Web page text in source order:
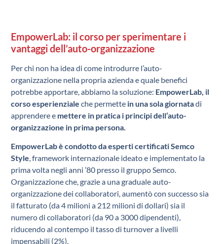
EmpowerLab: il corso per sperimentare i
vantaggi dell’auto-organizzazione
Per chi non ha idea di come introdurre l’auto-
organizzazione nella propria azienda e quale benefici
potrebbe apportare, abbiamo la soluzione: EmpowerLab, il
corso esperienziale che permette in una sola giornatadi
apprendere e mettere in pratica i principi dell’auto-
organizzazione in prima persona.
EmpowerLab è condotto da esperti certificati Semco
Style, framework internazionale ideato e implementato la
prima volta negli anni ’80 presso il gruppo Semco.
Organizzazione che, grazie a una graduale auto-
organizzazione dei collaboratori, aumentò con successo sia
il fatturato (da 4 milioni a 212 milioni di dollari) sia il
numero di collaboratori (da 90 a 3000 dipendenti),
riducendo al contempo il tasso di turnover a livelli
impensabili (2%).